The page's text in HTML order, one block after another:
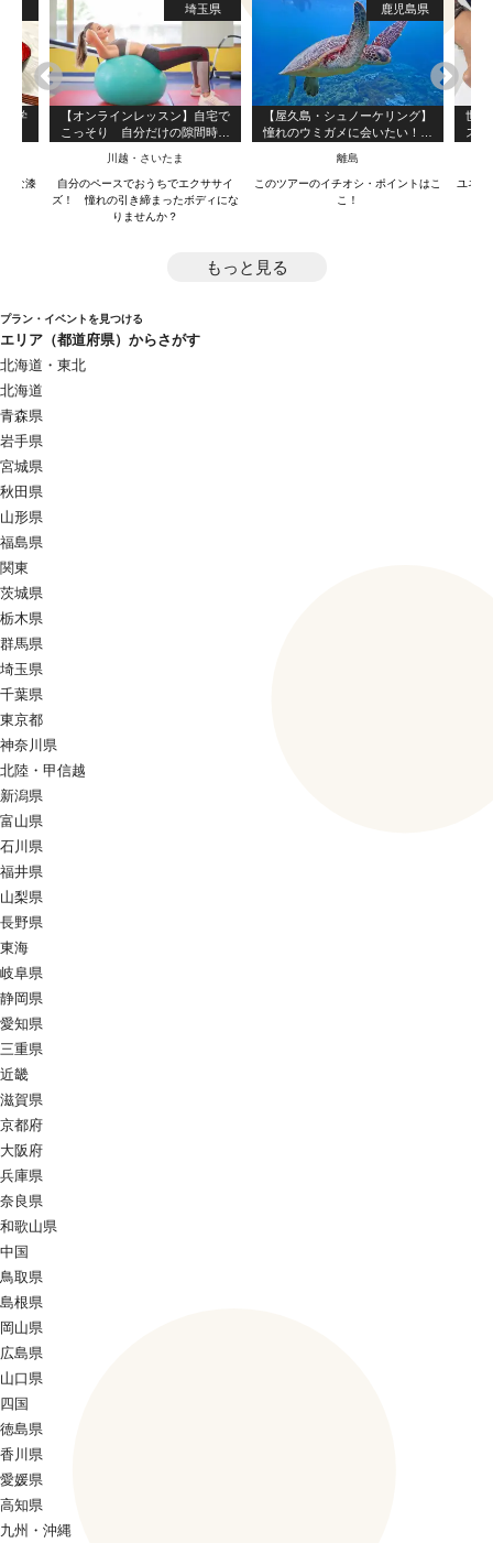
に学
きな漆
埼玉県
【オンラインレッスン】自宅で
こっそり 自分だけの隙間時間
ク！
川越・さいたま
自分のペースでおうちでエクササイ
ズ！ 憧れの引き締まったボディにな
りませんか？
鹿児島県
【屋久島・シュノーケリング】
憧れのウミガメに会いたい！ウ
ツアー！（3時間）
離島
このツアーのイチオシ・ポイントはこ
こ！
世界
スコ
ユネス
もっと見る
プラン・イベントを見つける
エリア（都道府県）からさがす
北海道・東北
北海道
青森県
岩手県
宮城県
秋田県
山形県
福島県
関東
茨城県
栃木県
群馬県
埼玉県
千葉県
東京都
神奈川県
北陸・甲信越
新潟県
富山県
石川県
福井県
山梨県
長野県
東海
岐阜県
静岡県
愛知県
三重県
近畿
滋賀県
京都府
大阪府
兵庫県
奈良県
和歌山県
中国
鳥取県
島根県
岡山県
広島県
山口県
四国
徳島県
香川県
愛媛県
高知県
九州・沖縄